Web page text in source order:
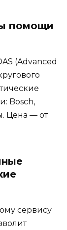
помощи
(Advanced
Bosch,
Цена — от
сервису